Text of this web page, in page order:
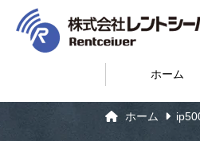
ホーム
ホーム